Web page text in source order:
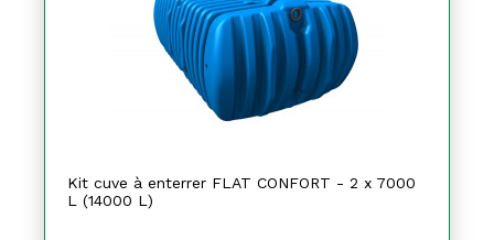
Kit cuve à enterrer FLAT CONFORT - 2 x 7000
L (14000 L)